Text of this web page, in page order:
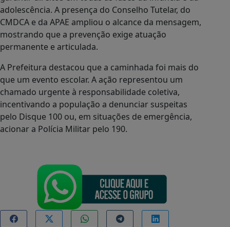
adolescência. A presença do Conselho Tutelar, do
CMDCA e da APAE ampliou o alcance da mensagem,
mostrando que a prevenção exige atuação
permanente e articulada.
A Prefeitura destacou que a caminhada foi mais do
que um evento escolar. A ação representou um
chamado urgente à responsabilidade coletiva,
incentivando a população a denunciar suspeitas
pelo Disque 100 ou, em situações de emergência,
acionar a Polícia Militar pelo 190.